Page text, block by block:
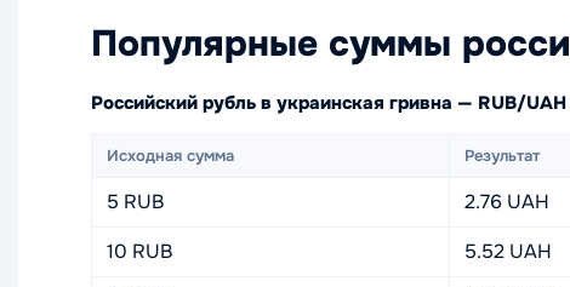
Популярные суммы
Российский рубль в украинская гривна — RUB/UAH
Исходная сумма Результат
5 RUB
2.76 UAH
10 RUB
5.52 UAH